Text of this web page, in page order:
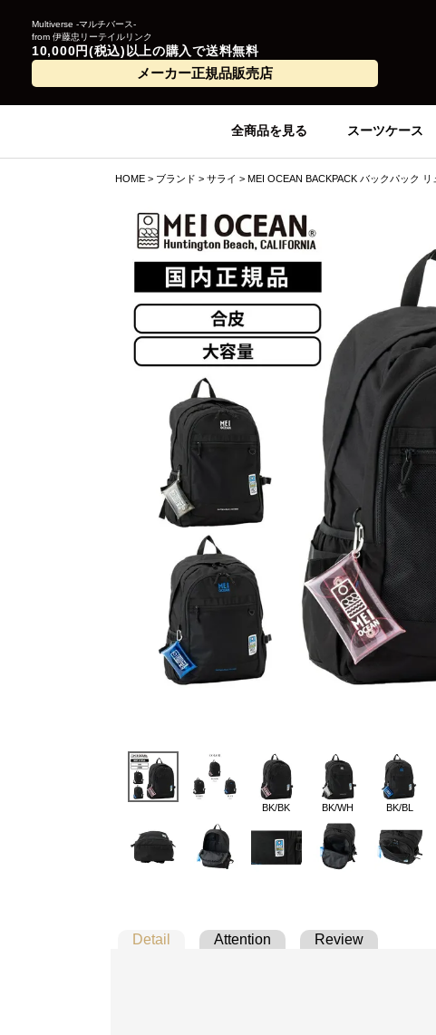
Multiverse -マルチバース-
from 伊藤忠リーテイルリンク
10,000円(税込)以上の購入で送料無料
メーカー正規品販売店
全商品を見る スーツケース
HOME ブランド サライ MEI OCEAN BACKPACK バックパック リ
BK/BK BK/WH BK/BL
Detail Attention Review